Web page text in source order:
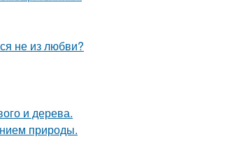
не из любви?
и дерева.
природы.